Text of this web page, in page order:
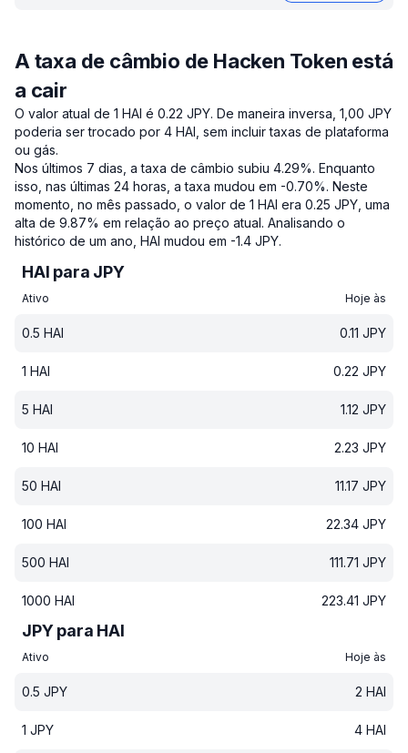
A taxa de câmbio de Hacken Token está
a cair
O valor atual de 1 HAI é 0.22 JPY. De maneira inversa, 1,00 JPY
poderia ser trocado por 4 HAI, sem incluir taxas de plataforma
ou gás.
Nos últimos 7 dias, a taxa de câmbio subiu 4.29%. Enquanto
isso, nas últimas 24 horas, a taxa mudou em -0.70%. Neste
momento, no mês passado, o valor de 1 HAI era 0.25 JPY, uma
alta de 9.87% em relação ao preço atual. Analisando o
histórico de um ano, HAI mudou em -1.4 JPY.
HAI para JPY
Ativo Hoje às
0.5 HAI 0.11 JPY
1 HAI 0.22 JPY
5 HAI 1.12 JPY
10 HAI 2.23 JPY
50 HAI 11.17 JPY
100 HAI 22.34 JPY
500 HAI 111.71 JPY
1000 HAI 223.41 JPY
JPY para HAI
Ativo Hoje às
0.5 JPY 2 HAI
1 JPY 4 HAI